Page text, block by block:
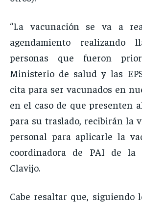
“La vacunación se va a
agendamiento realizando
personas que fueron
Ministerio de salud y las
cita para ser vacunados en
en el caso de que presenten
para su traslado, recibirán la
personal para aplicarle la
coordinadora de PAI de la
Clavijo.
Cabe resaltar que, siguiendo